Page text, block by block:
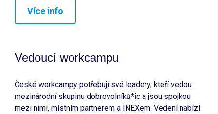
Více info
Vedoucí workcampu
České workcampy potřebují své leadery, kteří vedou
mezinárodní skupinu dobrovolníků*ic a jsou spojkou
mezi nimi, místním partnerem a INEXem. Vedení nabízí